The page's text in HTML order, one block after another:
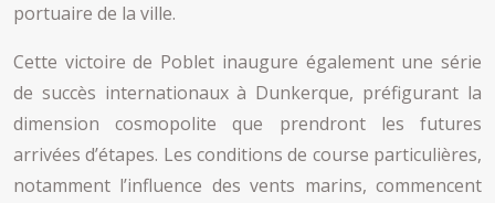
portuaire de la ville.
Cette victoire de Poblet inaugure également une série
de succès internationaux à Dunkerque, préfigurant la
dimension cosmopolite que prendront les futures
arrivées d’étapes. Les conditions de course particulières,
notamment l’influence des vents marins, commencent